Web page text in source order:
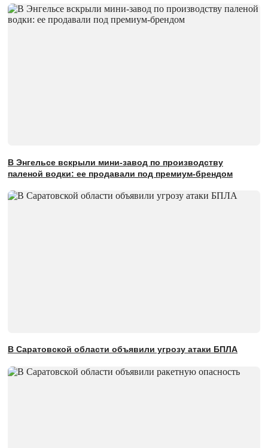
В Энгельсе вскрыли мини-завод по производству
паленой водки: ее продавали под премиум-брендом
В Саратовской области объявили угрозу атаки БПЛА